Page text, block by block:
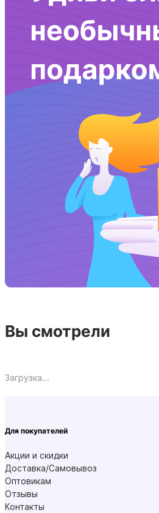
Вы смотрели
Загрузка...
Для покупателей
Акции и скидки
Доставка/Самовывоз
Оптовикам
Отзывы
Контакты